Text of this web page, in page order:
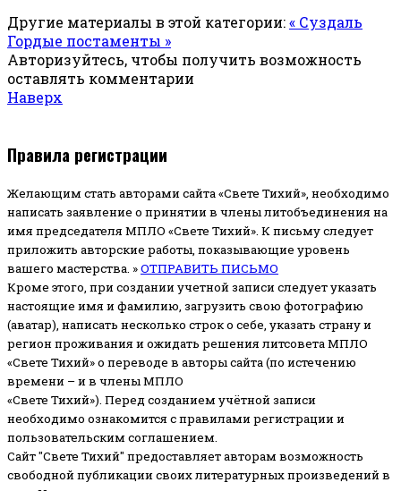
Другие материалы в этой категории:« Суздаль
Гордые постаменты »
Авторизуйтесь, чтобы получить возможность
оставлять комментарии
Наверх
Правила регистрации
Желающим стать авторами сайта «Свете Тихий», необходимо
написать заявление о принятии в члены литобъединения на
имя председателя МПЛО «Свете Тихий». К письму следует
приложить авторские работы, показывающие уровень
вашего мастерства. »ОТПРАВИТЬ ПИСЬМО
Кроме этого, при создании учетной записи следует указать
настоящие имя и фамилию, загрузить свою фотографию
(аватар), написать несколько строк о себе, указать страну и
регион проживания и ожидать решения литсовета МПЛО
«Свете Тихий» о переводе в авторы сайта (по истечению
времени – и в члены МПЛО
«Свете Тихий»). Перед созданием учётной записи
необходимо ознакомится с правилами регистрации и
пользовательским соглашением.
Сайт "Свете Тихий" предоставляет авторам возможность
свободной публикации своих литературных произведений в